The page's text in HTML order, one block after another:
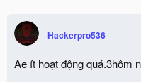
Hackerpro536
Ae ít hoạt động quá.3hôm